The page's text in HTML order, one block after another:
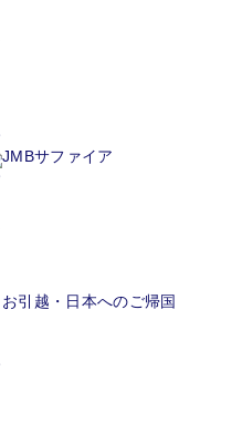
JMBサファイア
お引越・日本へのご帰国